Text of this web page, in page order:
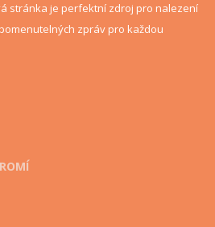
stránka je perfektní zdroj pro nalezení
zpráv pro každou